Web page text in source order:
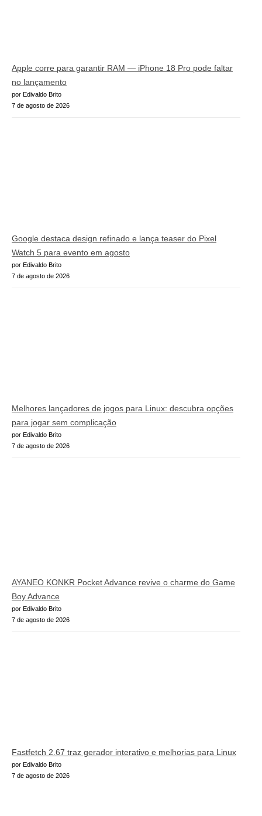
Apple corre para garantir RAM — iPhone 18 Pro pode faltar
no lançamento
por Edivaldo Brito
7 de agosto de 2026
Google destaca design refinado e lança teaser do Pixel
Watch 5 para evento em agosto
por Edivaldo Brito
7 de agosto de 2026
Melhores lançadores de jogos para Linux: descubra opções
para jogar sem complicação
por Edivaldo Brito
7 de agosto de 2026
AYANEO KONKR Pocket Advance revive o charme do Game
Boy Advance
por Edivaldo Brito
7 de agosto de 2026
Fastfetch 2.67 traz gerador interativo e melhorias para Linux
por Edivaldo Brito
7 de agosto de 2026